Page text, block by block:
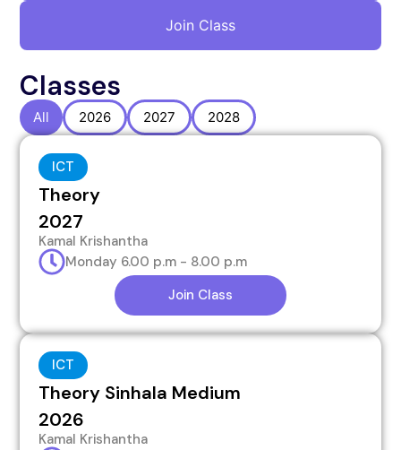
Join Class
Classes
All 2026 2027 2028
ICT
Theory
2027
Kamal Krishantha
Monday 6.00 p.m - 8.00 p.m
Join Class
ICT
Theory Sinhala Medium
2026
Kamal Krishantha